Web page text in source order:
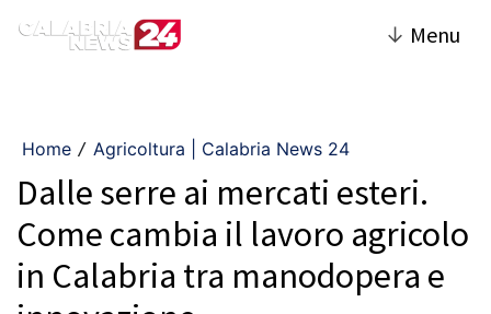
↓ Menu
Home / Agricoltura | Calabria News 24
Dalle serre ai mercati esteri.
Come cambia il lavoro agricolo
in Calabria tra manodopera e